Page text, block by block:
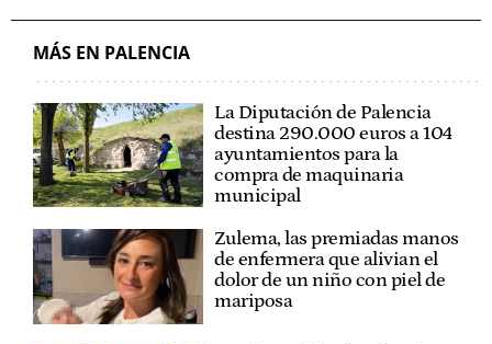
MÁS EN PALENCIA
La Diputación de Palencia
destina 290.000 euros a 104
ayuntamientos para la
compra de maquinaria
municipal
Zulema, las premiadas manos
de enfermera que alivian el
dolor de un niño con piel de
mariposa